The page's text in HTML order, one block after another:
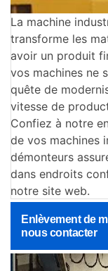
La machine
transforme les
avoir un produit
vos machines ne
quête de
vitesse de
Confiez à notre
de vos machines
démonteurs
dans endroits
notre site web.
Enlèvement de
nous contacter